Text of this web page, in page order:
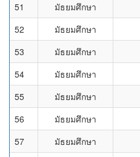
51 มัธยมศึกษา
52
มัธยมศึกษา
53
มัธยมศึกษา
54
มัธยมศึกษา
55
มัธยมศึกษา
56
มัธยมศึกษา
57
มัธยมศึกษา